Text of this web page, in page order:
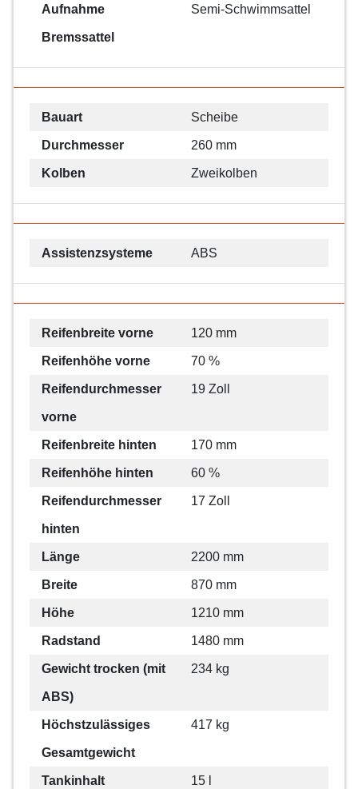
Aufnahme
Bremssattel
Semi-Schwimmsattel
Bauart Scheibe
Durchmesser 260 mm
Kolben Zweikolben
Assistenzsysteme ABS
Reifenbreite vorne 120 mm
Reifenhöhe vorne 70 %
Reifendurchmesser
vorne
19 Zoll
Reifenbreite hinten 170 mm
Reifenhöhe hinten 60 %
Reifendurchmesser
hinten
17 Zoll
Länge 2200 mm
Breite 870 mm
Höhe 1210 mm
Radstand 1480 mm
Gewicht trocken (mit
ABS)
234 kg
Höchstzulässiges
Gesamtgewicht
417 kg
Tankinhalt 15 l